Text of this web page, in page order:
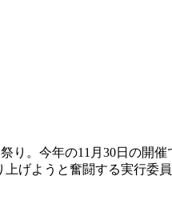
り。今年の11月30日の開催
げようと奮闘する実行委員